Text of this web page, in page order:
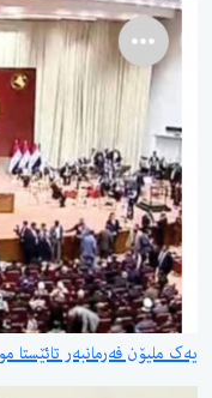
یەک ملیۆن فەرمانبەر تائێستا